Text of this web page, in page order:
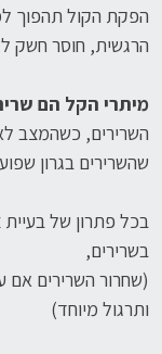
הפקת הקול תהפוך
הרגשית, חוסר חשק
מיתרי הקל הם
השרירים, כשהמצב
שהשרירים בגרון
בכל פתרון של
בשרירים,
(שחרור השרירים אם
ותרגול מיוחד)